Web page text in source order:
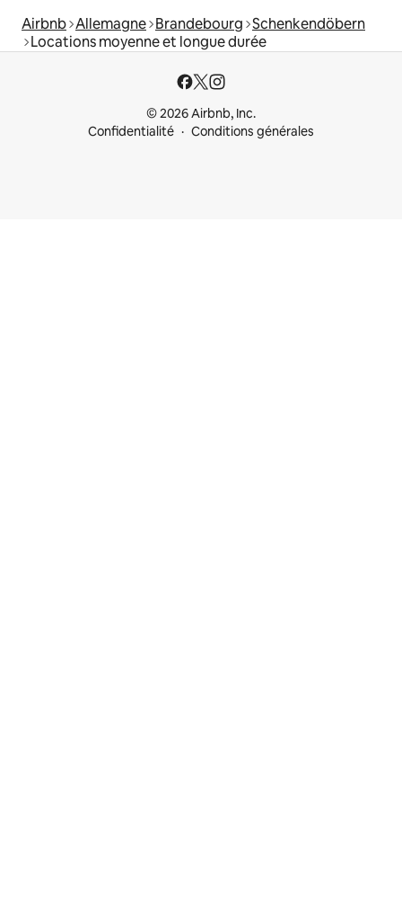
Airbnb Allemagne Brandebourg Schenkendöbern
Locations moyenne et longue durée
© 2026 Airbnb, Inc.
Confidentialité
Conditions générales